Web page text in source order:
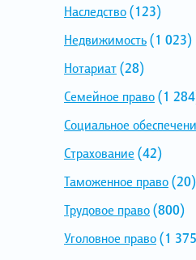
Наследство(123)
Недвижимость(1 023)
Нотариат(28)
Семейное право(1
Социальное
Страхование (42)
Таможенное право(20)
Трудовое право(800)
Уголовное право(1